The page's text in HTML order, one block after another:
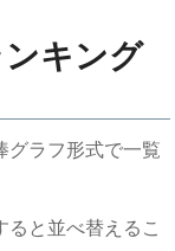
キング
グラフ形式で一覧
と並べ替えるこ